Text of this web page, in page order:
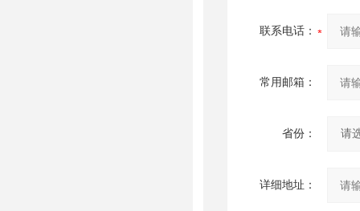
联系电话：
常用邮箱：
省份：
详细地址：